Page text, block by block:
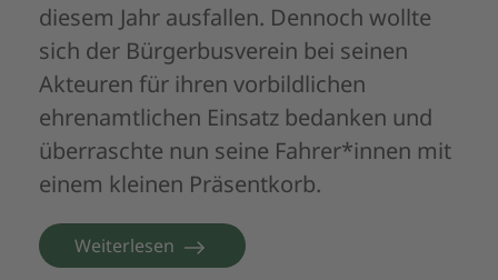
diesem Jahr ausfallen. Dennoch wollte
sich der Bürgerbusverein bei seinen
Akteuren für ihren vorbildlichen
ehrenamtlichen Einsatz bedanken und
überraschte nun seine Fahrer*innen mit
einem kleinen Präsentkorb.
Weiterlesen